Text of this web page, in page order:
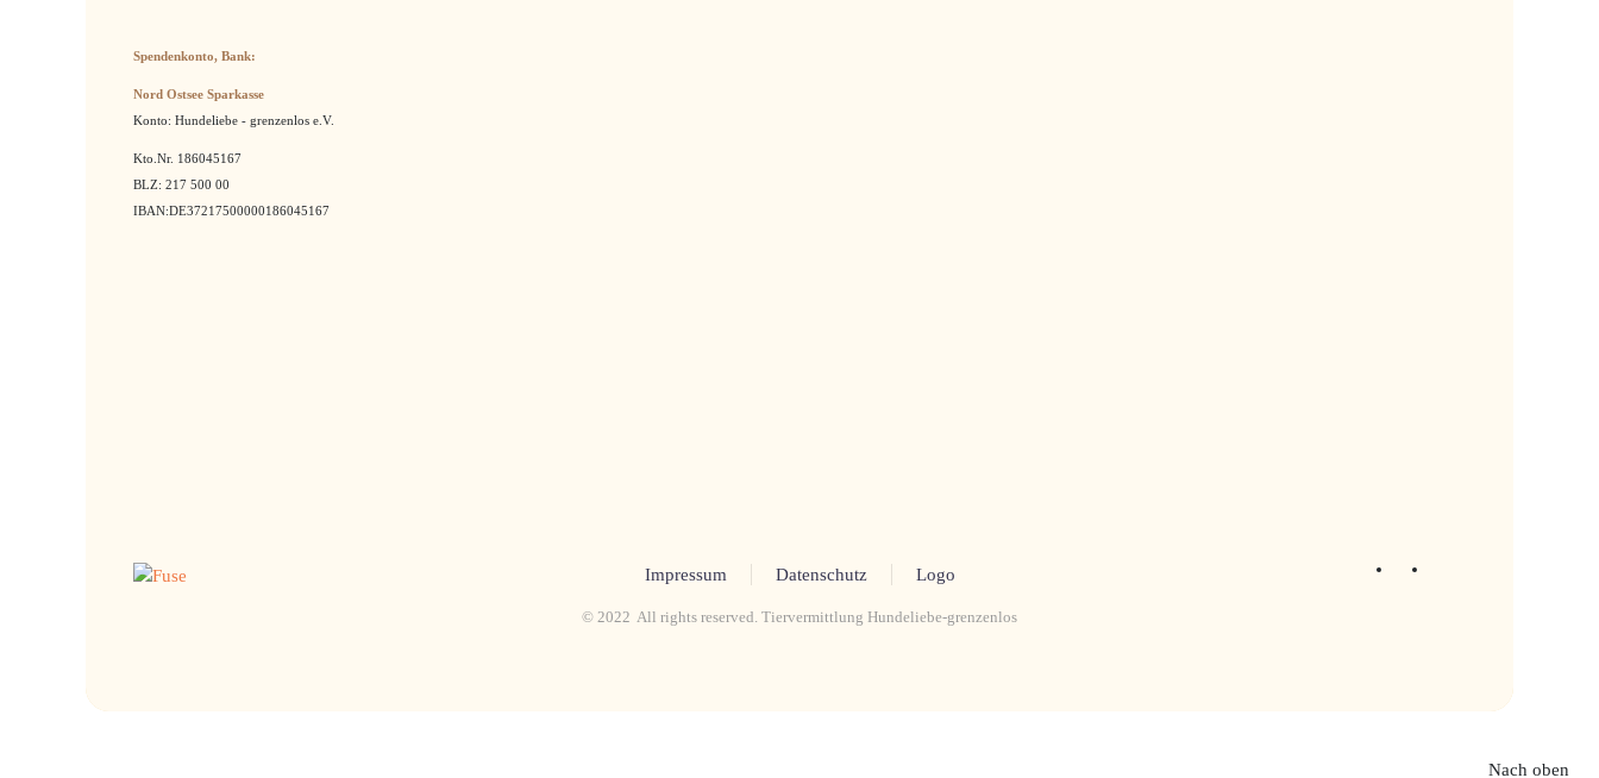
Spendenkonto, Bank:
Nord Ostsee Sparkasse
Konto: Hundeliebe - grenzenlos e.V.
Kto.Nr. 186045167
BLZ: 217 500 00
IBAN:DE37217500000186045167
Nach oben
Impressum Datenschutz Logo
© 2022 All rights reserved. Tiervermittlung Hundeliebe-grenzenlos